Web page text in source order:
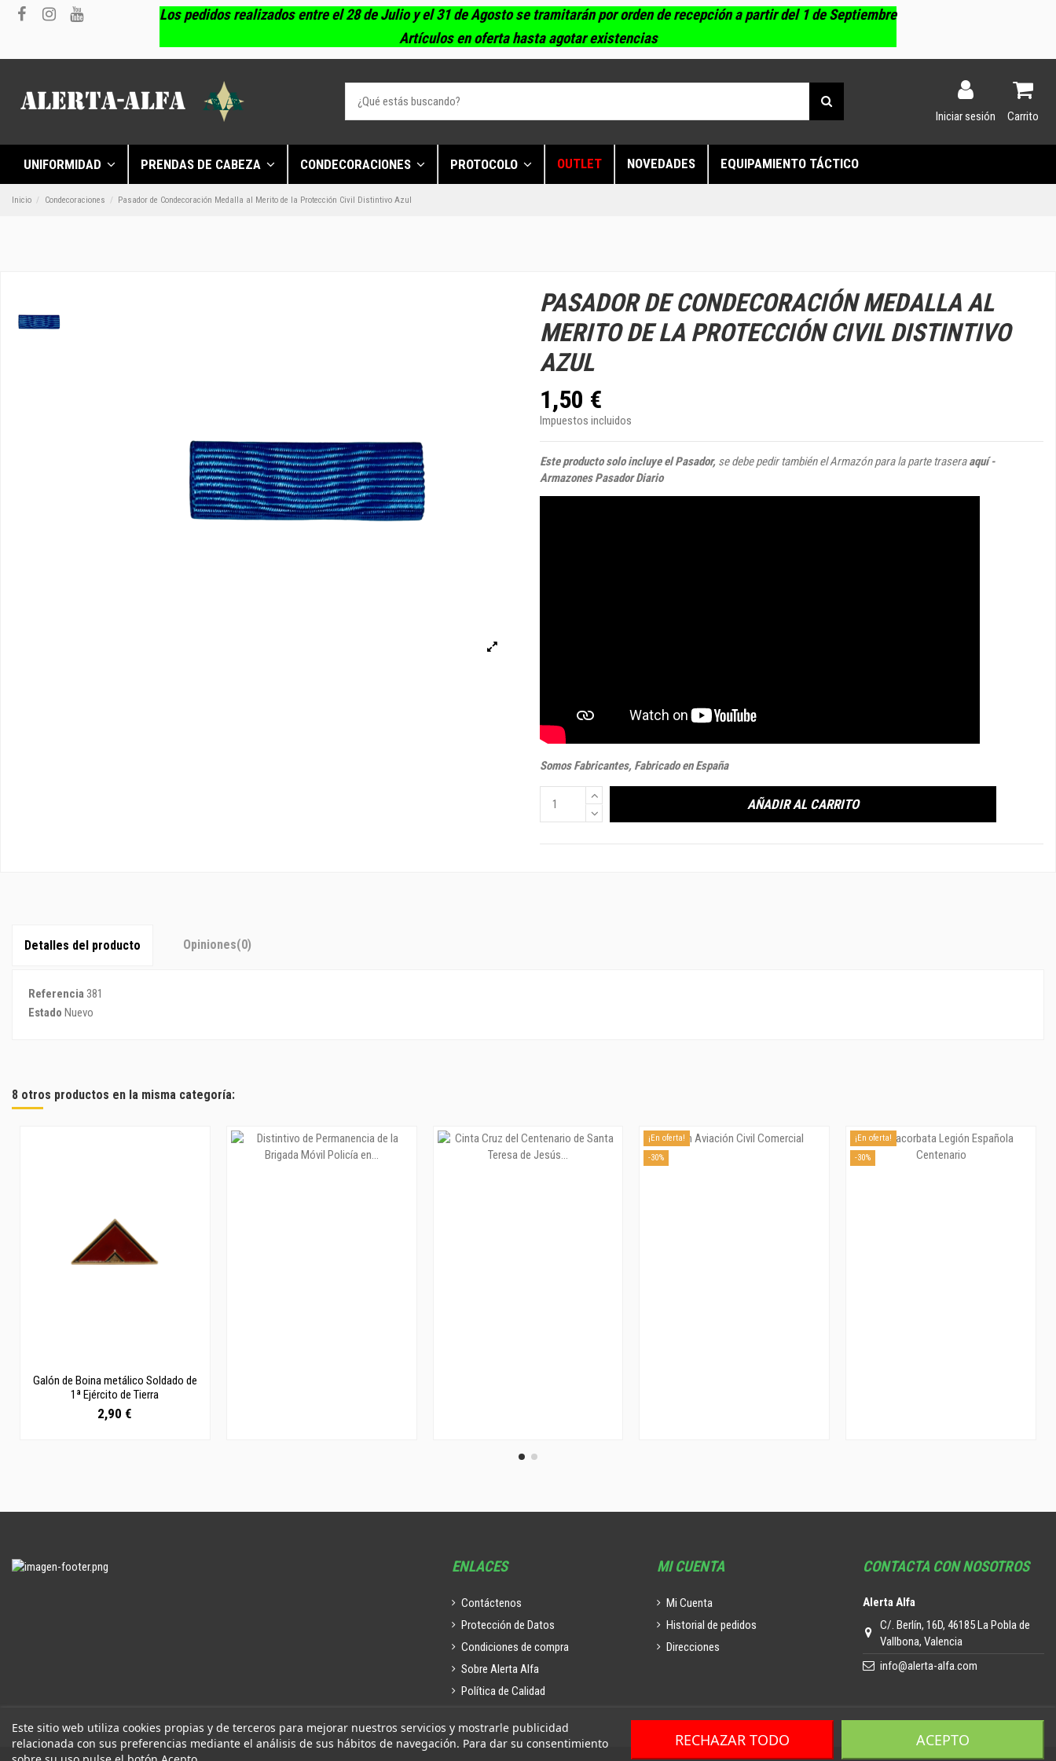
Los pedidos realizados entre el 28 de Julio y el 31 de Agosto se tramitarán por orden de recepción a partir del 1 de Septiembre
Artículos en oferta hasta agotar existencias
Iniciar sesión Carrito
UNIFORMIDAD PRENDAS DE CABEZA CONDECORACIONES PROTOCOLO OUTLET NOVEDADES EQUIPAMIENTO TÁCTICO
Inicio Condecoraciones Pasador de Condecoración Medalla al Merito de la Protección Civil Distintivo Azul
PASADOR DE CONDECORACIÓN MEDALLA AL
MERITO DE LA PROTECCIÓN CIVIL DISTINTIVO
AZUL
1,50 €
Impuestos incluidos
Este producto solo incluye el Pasador, se debe pedir también el Armazón para la parte traseraaquí -
Armazones Pasador Diario
Somos Fabricantes, Fabricado en España
AÑADIR AL CARRITO
Detalles del producto Opiniones(0)
Referencia 381
Estado Nuevo
8 otros productos en la misma categoría:
Galón de Boina metálico Soldado de
1ª Ejército de Tierra
2,90 €
¡En oferta!
-30%
¡En oferta!
-30%
ENLACES
Contáctenos
Protección de Datos
Condiciones de compra
Sobre Alerta Alfa
Política de Calidad
MI CUENTA
Mi Cuenta
Historial de pedidos
Direcciones
CONTACTA CON NOSOTROS
Alerta Alfa
C/. Berlín, 16D, 46185 La Pobla de
Vallbona, Valencia
info@alerta-alfa.com
Este sitio web utiliza cookies propias y de terceros para mejorar nuestros servicios y mostrarle publicidad
relacionada con sus preferencias mediante el análisis de sus hábitos de navegación. Para dar su consentimiento
RECHAZAR TODO ACEPTO